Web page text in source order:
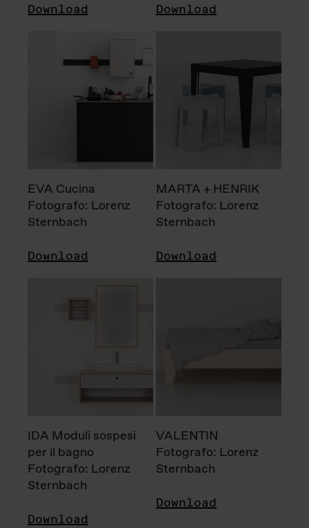
Download Download
EVA Cucina
Fotografo: Lorenz
Sternbach
Download
MARTA + HENRIK
Fotografo: Lorenz
Sternbach
Download
IDA Moduli sospesi
per il bagno
Fotografo: Lorenz
Sternbach
Download
VALENTIN
Fotografo: Lorenz
Sternbach
Download